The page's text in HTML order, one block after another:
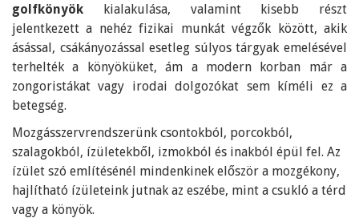
golfkönyök kialakulása, valamint kisebb részt
jelentkezett a nehéz fizikai munkát végzők között, akik
ásással, csákányozással esetleg súlyos tárgyak emelésével
terhelték a könyöküket, ám a modern korban már a
zongoristákat vagy irodai dolgozókat sem kíméli ez a
betegség.
Mozgásszervrendszerünk csontokból, porcokból,
szalagokból, ízületekből, izmokból és inakból épül fel. Az
ízület szó említésénél mindenkinek először a mozgékony,
hajlítható ízületeink jutnak az eszébe, mint a csukló a térd
vagy a könyök.